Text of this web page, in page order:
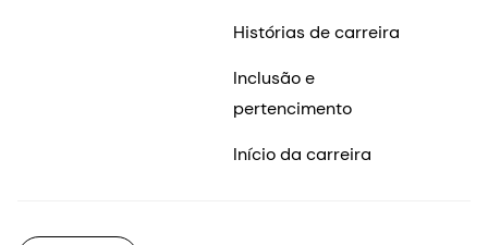
Histórias de carreira
Inclusão e
pertencimento
Início da carreira